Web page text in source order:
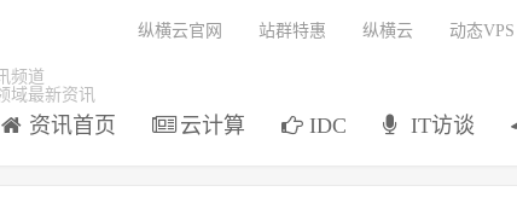
频道
域最新资讯
资讯首页 云计算 IDC IT访谈
纵横云官网 站群特惠 纵横云 动态VPS